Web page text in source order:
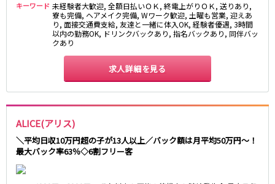
キーワード 未経験者大歓迎, 全額日払いＯＫ, 終電上がりＯＫ, 送りあり,
寮も完備, ヘアメイク完備, Wワーク歓迎, 土曜も営業, 迎えあ
り, 面接交通費支給, 友達と一緒に体入OK, 経験者優遇, 3時間
以内の勤務OK, ドリンクバックあり, 指名バックあり, 同伴バッ
クあり
求人詳細を見る
ALICE(アリス)
＼平均日収10万円超の子が13人以上／バック額は月平均50万円～！
最大バック率63％◇6割フリー客
相模原駅
橋本駅
新横浜駅
淵野辺駅
矢部駅
菊名駅
三軒茶屋駅
たまプラーザ駅
あざみ野駅
藤が丘駅
用賀駅